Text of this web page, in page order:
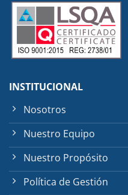
INSTITUCIONAL
Nosotros
Nuestro Equipo
Nuestro Propósito
Política de Gestión